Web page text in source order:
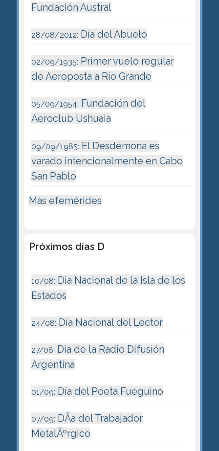
Fundación Austral
28/08/2012: Día del Abuelo
02/09/1935: Primer vuelo regular
de Aeroposta a Río Grande
05/09/1954: Fundación del
Aeroclub Ushuaia
09/09/1985: El Desdémona es
varado intencionalmente en Cabo
San Pablo
Más efemérides
Próximos días D
10/08: Dia Nacional de la Isla de los
Estados
24/08: Día Nacional del Lector
27/08: Dia de la Radio Difusión
Argentina
01/09: Día del Poeta Fueguino
07/09: DÃ­a del Trabajador
MetalÃºrgico